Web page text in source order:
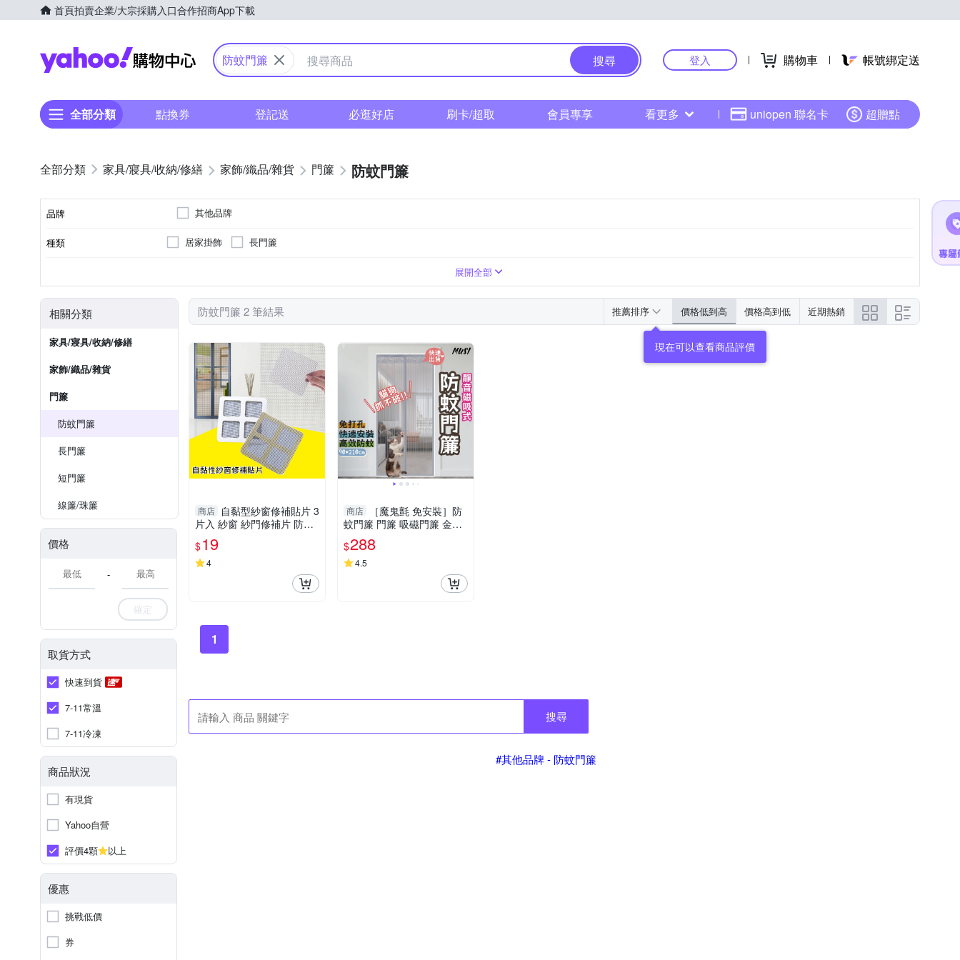
首頁拍賣企業/大宗採購入口合作招商App下載
Yahoo購物中心
防蚊門簾 搜尋 登入 購物車 帳號綁定送
全部分類 點換券 登記送 必逛好店 刷卡/超取 會員專享 看更多 uniopen 聯名卡 超贈點
家具/寢具/收納/修繕 家飾/織品/雜貨 門簾 防蚊門簾
品牌 其他品牌
種類 居家掛飾 長門簾
展開全部
相關分類
家具/寢具/收納/修繕
家飾/織品/雜貨
門簾
防蚊門簾
長門簾
短門簾
線簾/珠簾
價格
-
確定
取貨方式
快速到貨
7-11常溫
7-11冷凍
商品狀況
有現貨
Yahoo自營
評價4顆
以上
優惠
挑戰低價
券
防蚊門簾 2 筆結果 推薦排序 價格低到高 價格高到低 近期熱銷
現在可以查看商品評價
商店 自黏型紗窗修補貼片 3
片入 紗窗 紗門修補片 防蚊
防蟲 Loxin
$19
4
商店
［魔鬼氈 免安裝］防
蚊門簾 門簾 吸磁門簾 金剛
網 靜音磁吸 蚊帳門簾 長門
簾 防蚊 磁吸門簾
$288
4.5
1
搜尋
#其他品牌 - 防蚊門簾